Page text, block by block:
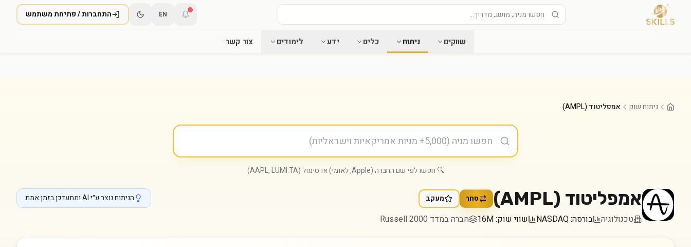
EN התחברות / פתיחת משתמש
שווקים ניתוח כלים ידע לימודים צור קשר
ניתוח שוק אמפליטוד (AMPL)
🔍 חפשו לפי שם החברה (Apple, לאומי) או סימול (AAPL, LUMI.TA)
אמפליטוד (
AMPL
) סחר מעקב
טכנולוגיה בורסה:NASDAQ שווי שוק:16M חברה במדד Russell 2000
הניתוח נוצר ע״י AI ומתעדכן בזמן אמת